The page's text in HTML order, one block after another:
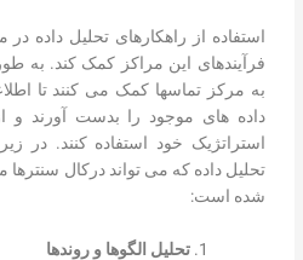
استفاده از راهکارهای تحلیل داده
فرآیندهای این مراکز کمک کند. به
به مرکز تماسها کمک می کنند تا
داده های موجود را بدست آورند و
استراتژیک خود استفاده کنند. در
تحلیل داده که می تواند درکال سنترها
شده است:
تحلیل الگوها و روندها